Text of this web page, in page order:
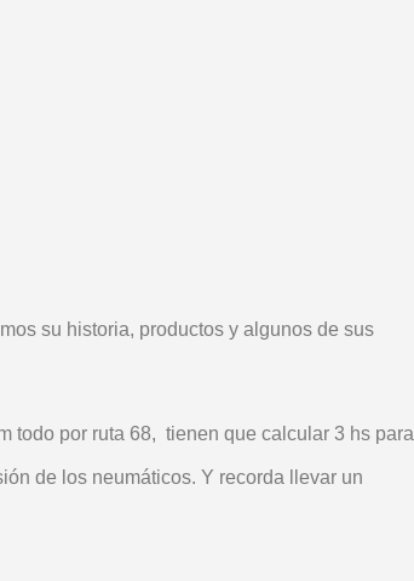
su historia, productos y algunos de sus
todo por ruta 68, tienen que calcular 3 hs para
de los neumáticos. Y recorda llevar un